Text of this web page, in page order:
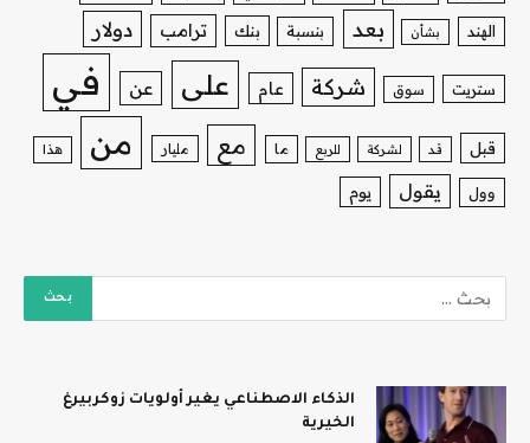
الهند بشأن بعد بنسبة بنك ترامب دولار
ستريت سوق شركة عام على عن في
قبل قد لشركة للربع ما مع مليار من هذا
وول يقول يوم
الذكاء الاصطناعي يغير أولويات زوكربيرغ
الخيرية